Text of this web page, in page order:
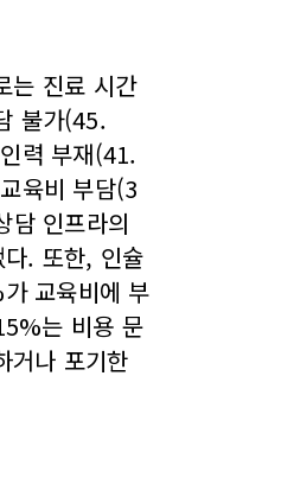
는 진료 시간
불가(45.
력 부재(41.
육비 부담(3
담 인프라의
. 또한, 인슐
교육비에 부
는 비용 문
거나 포기한